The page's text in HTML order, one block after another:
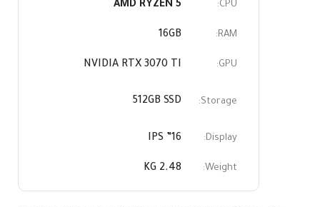
CPU:
AMD RYZEN 5
RAM:
16GB
GPU:
NVIDIA RTX 3070 TI
Storage:
512GB SSD
Display:
16” IPS
Weight:
2.48 KG